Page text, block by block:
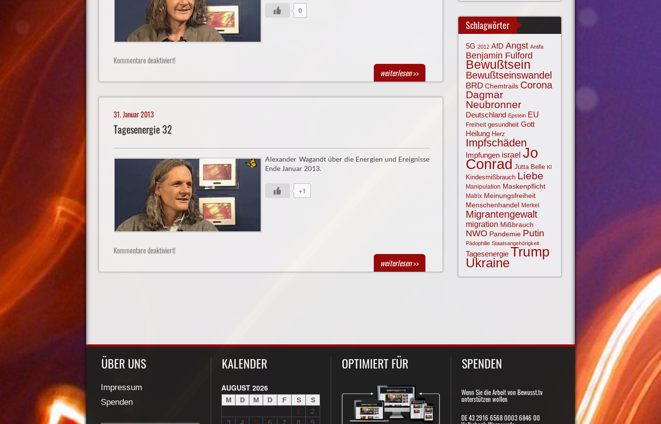
0
Kommentare deaktiviert!
weiterlesen>>
31. Januar 2013
Tagesenergie 32
Alexander Wagandt über die Energien und Ereignisse
Ende Januar 2013.
+1
Kommentare deaktiviert!
weiterlesen>>
Schlagwörter
5G 2012 AfD Angst Antifa
Benjamin Fulford
Bewußtsein
Bewußtseinswandel
BRD Chemtrails Corona
Dagmar
Neubronner
Deutschland Epstein EU
Freiheit gesundheit Gott
Heilung Herz
Impfschäden
Impfungen israel Jo
Conrad Jutta Belle KI
Kindesmißbrauch Liebe
Manipulation Maskenpflicht
Matrix Meinungsfreiheit
Menschenhandel Merkel
Migrantengewalt
migration Mißbrauch
NWO Pandemie Putin
Pädophilie Staatsangehörigkeit
Tagesenergie Trump
Ukraine
ÜBER UNS
Impressum
Spenden
KALENDER
AUGUST 2026
M D M D F S
S
1
2
3
4 5 6 7 8 9
OPTIMIERT FÜR SPENDEN
Wenn Sie die Arbeit von Bewusst.tv
unterstützen wollen
DE 43 2916 6568 0003 6846 00